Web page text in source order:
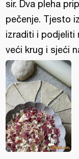
sir. Dva pleha
pečenje. Tjesto
izraditi i podjeliti
veći krug i sjeći